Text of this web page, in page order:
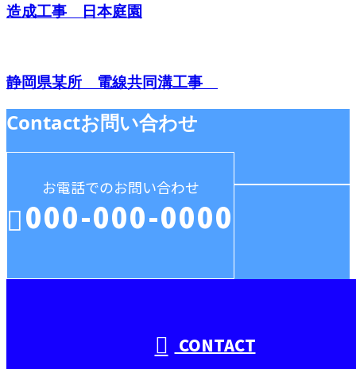
造成工事 日本庭園
静岡県某所 電線共同溝工事
Contactお問い合わせ
お電話でのお問い合わせ
000-000-0000
CONTACT